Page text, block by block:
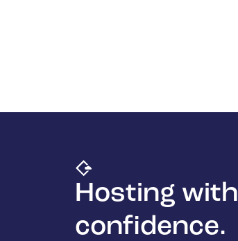
Hosting with
confidence.